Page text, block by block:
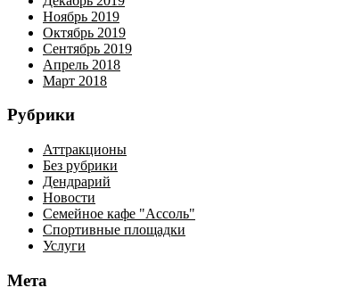
Ноябрь 2019
Октябрь 2019
Сентябрь 2019
Апрель 2018
Март 2018
Рубрики
Аттракционы
Без рубрики
Дендрарий
Новости
Семейное кафе "Ассоль"
Спортивные площадки
Услуги
Мета